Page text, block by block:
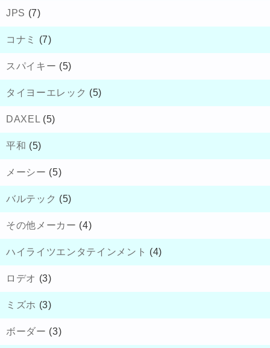
JPS (7)
コナミ (7)
スパイキー (5)
タイヨーエレック (5)
DAXEL (5)
平和 (5)
メーシー (5)
バルテック (5)
その他メーカー (4)
ハイライツエンタテインメント (4)
ロデオ (3)
ミズホ (3)
ボーダー (3)